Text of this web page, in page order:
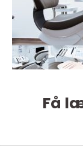
Få